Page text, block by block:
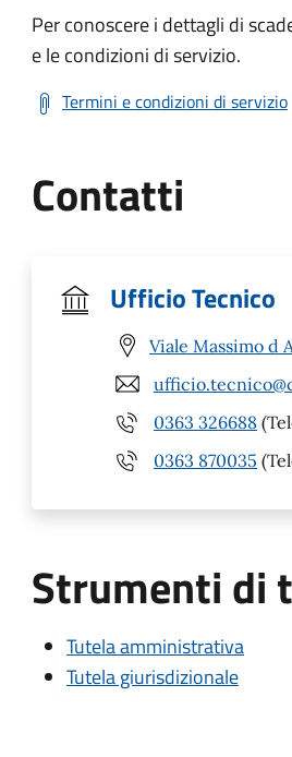
Per conoscere i dettagli di
e le condizioni di servizio.
Termini e condizioni di servizio
Contatti
Ufficio Tecnico
Viale Massimo d
0363 326688
0363 870035
Strumenti di
Tutela amministrativa
Tutela giurisdizionale